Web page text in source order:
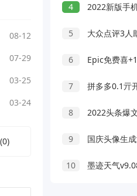
08-12
07-29
03-25
03-24
(0)
4 2022新版手
5 大众点评3人
6 Epic免费喜
7 拼多多0.1亓
8 2022头条爆
9 国庆头像生
10 墨迹天气